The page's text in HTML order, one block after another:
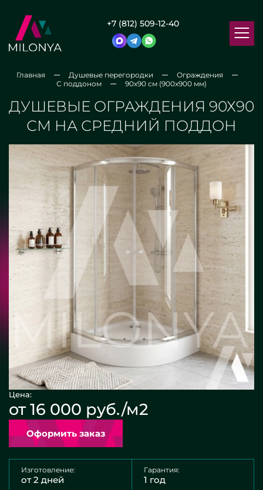
+7 (812) 509-12-40
Главная Душевые перегородки
Ограждения
С поддоном
90х90 см (900x900 мм)
ДУШЕВЫЕ ОГРАЖДЕНИЯ 90Х90
СМ НА СРЕДНИЙ ПОДДОН
Цена:
от 16 000 руб./м2
Оформить заказ
Изготовление:
от 2 дней
Гарантия:
1 год